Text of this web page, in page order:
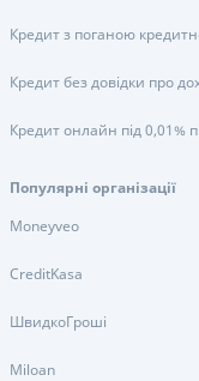
Кредит з поганою
Кредит без довідки про
Кредит онлайн під 0,01%
Популярні організації
Moneyveo
CreditKasa
ШвидкоГроші
Miloan